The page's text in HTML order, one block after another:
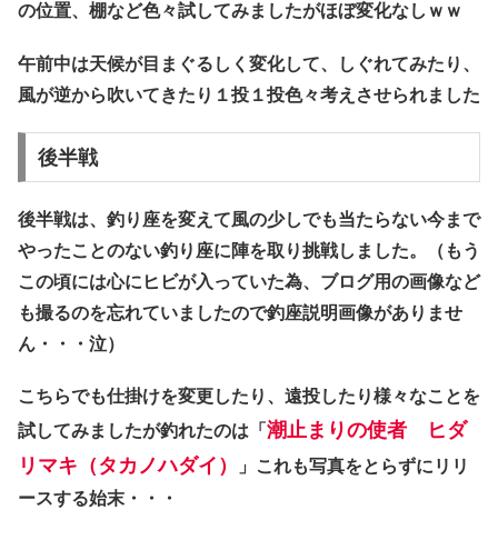
の位置、棚など色々試してみましたがほぼ変化なしｗｗ
午前中は天候が目まぐるしく変化して、しぐれてみたり、
風が逆から吹いてきたり１投１投色々考えさせられました
後半戦
後半戦は、釣り座を変えて風の少しでも当たらない今まで
やったことのない釣り座に陣を取り挑戦しました。（もう
この頃には心にヒビが入っていた為、ブログ用の画像など
も撮るのを忘れていましたので釣座説明画像がありませ
ん・・・泣）
こちらでも仕掛けを変更したり、遠投したり様々なことを
試してみましたが釣れたのは「 潮止まりの使者 ヒダ
リマキ（タカノハダイ）
」これも写真をとらずにリリ
ースする始末・・・